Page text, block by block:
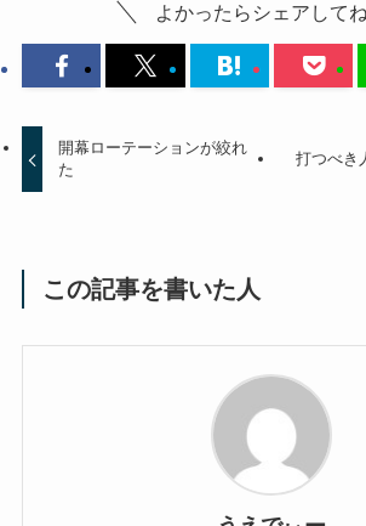
よかったらシェアしてね
開幕ローテーションが絞れ
た
打つべき
この記事を書いた人